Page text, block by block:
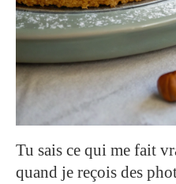
Tu sais ce qui me fait
quand je reçois des